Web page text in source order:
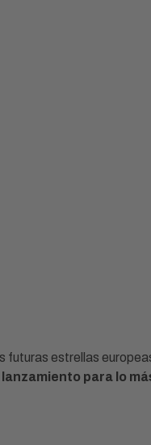
estrellas
para lo